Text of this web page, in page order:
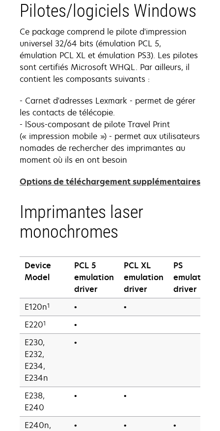
Pilotes/logiciels Windows
Ce package comprend le pilote d'impression
universel 32/64 bits (émulation PCL 5,
émulation PCL XL et émulation PS3). Les pilotes
sont certifiés Microsoft WHQL. Par ailleurs, il
contient les composants suivants :
- Carnet d'adresses Lexmark - permet de gérer
les contacts de télécopie.
- lSous-composant de pilote Travel Print
(« impression mobile ») - permet aux utilisateurs
nomades de rechercher des imprimantes au
moment où ils en ont besoin
Options de téléchargement supplémentaires
Imprimantes laser
monochromes
Device
Model
PCL 5
emulation
driver
PCL XL
emulation
driver
PS
emulation
driver
E120n1 •
•
E2201
•
E230,
E232,
E234,
E234n
•
E238,
E240
• •
E240n,
• • •